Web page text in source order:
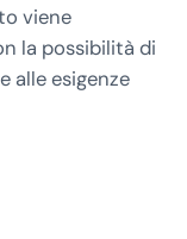
viene
la possibilità di
alle esigenze